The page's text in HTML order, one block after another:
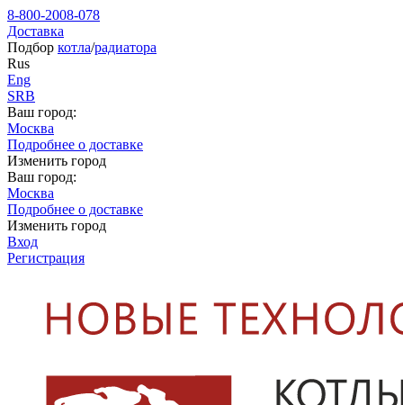
8-800-2008-078
Доставка
Подбор котла/радиатора
Rus
Eng
SRB
Ваш город:
Москва
Подробнее о доставке
Изменить город
Ваш город:
Москва
Подробнее о доставке
Изменить город
Вход
Регистрация